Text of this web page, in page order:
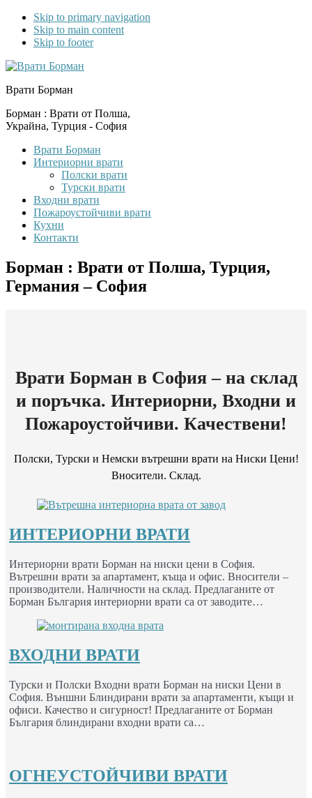
Skip to primary navigation
Skip to main content
Skip to footer
Врати Борман
Борман : Врати от Полша,
Украйна, Турция - София
Врати Борман
Интериорни врати
Полски врати
Турски врати
Входни врати
Пожароустойчиви врати
Кухни
Контакти
Борман : Врати от Полша, Турция,
Германия – София
Врати Борман в София – на склад
и поръчка. Интериорни, Входни и
Пожароустойчиви. Качествени!
Полски, Турски и Немски вътрешни врати на Ниски Цени!
Вносители. Склад.
ИНТЕРИОРНИ ВРАТИ
Интериорни врати Борман на ниски цени в София.
Вътрешни врати за апартамент, къща и офис. Вносители –
производители. Наличности на склад. Предлаганите от
Борман България интериорни врати са от заводите…
ВХОДНИ ВРАТИ
Турски и Полски Входни врати Борман на ниски Цени в
София. Външни Блиндирани врати за апартаменти, къщи и
офиси. Качество и сигурност! Предлаганите от Борман
България блиндирани входни врати са…
ОГНЕУСТОЙЧИВИ ВРАТИ